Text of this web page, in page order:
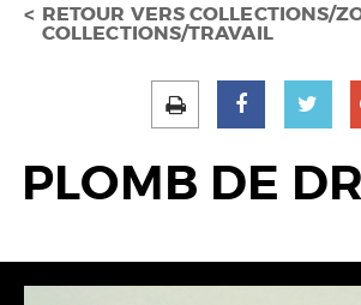
RETOUR VERS COLLECTIONS/
COLLECTIONS/TRAVAIL
PLOMB DE